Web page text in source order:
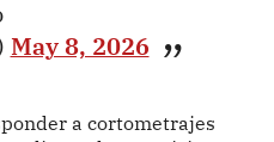
May 8, 2026
a cortometrajes